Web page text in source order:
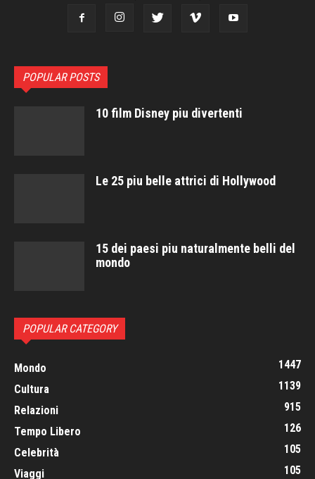
POPULAR POSTS
10 film Disney piu divertenti
Le 25 piu belle attrici di Hollywood
15 dei paesi piu naturalmente belli del
mondo
POPULAR CATEGORY
Mondo
1447
Cultura
1139
Relazioni
915
Tempo Libero
126
Celebrità
105
Viaggi
105